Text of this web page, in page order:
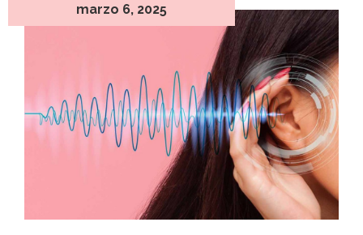
Acerca de
Contacto
marzo 6, 2025